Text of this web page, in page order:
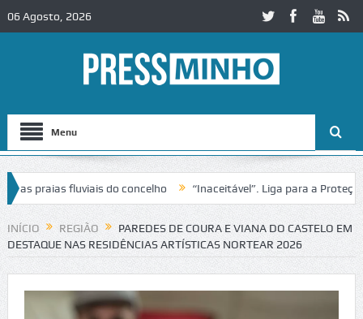
06 Agosto, 2026
Menu
fluviais do concelho “Inaceitável”. Liga para a Proteção da
de trânsito no IC2 em Alcobaça Igreja do Castelo de Cerveira
INÍCIO REGIÃO
PAREDES DE COURA E VIANA DO CASTELO EM
DESTAQUE NAS RESIDÊNCIAS ARTÍSTICAS NORTEAR 2026